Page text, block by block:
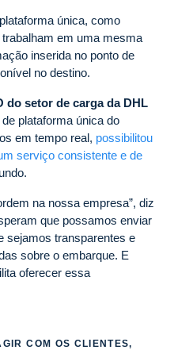
única, como
em uma mesma
inserida no ponto de
no destino.
do setor de carga da DHL
plataforma única do
em tempo real, possibilitou
serviço consistente e de
na nossa empresa”, diz
que possamos enviar
sejamos transparentes e
sobre o embarque. E
oferecer essa
COM OS CLIENTES,